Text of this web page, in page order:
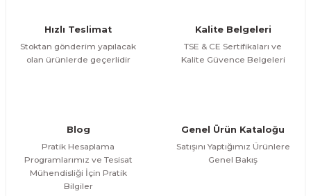
Bu ürüne benzer farklı alternatifler olmalı.
Hızlı Teslimat
Stoktan gönderim yapılacak
olan ürünlerde geçerlidir
Kalite Belgeleri
TSE & CE Sertifikaları ve
Kalite Güvence Belgeleri
Blog
Pratik Hesaplama
Programlarımız ve Tesisat
Mühendisliği İçin Pratik
Bilgiler
Genel Ürün Kataloğu
Satışını Yaptığımız Ürünlere
Genel Bakış